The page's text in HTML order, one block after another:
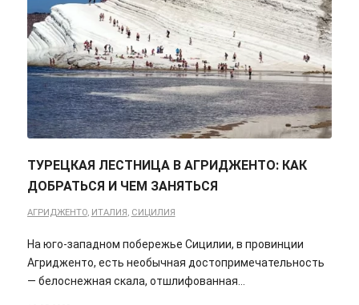
ТУРЕЦКАЯ ЛЕСТНИЦА В АГРИДЖЕНТО: КАК
ДОБРАТЬСЯ И ЧЕМ ЗАНЯТЬСЯ
АГРИДЖЕНТО, ИТАЛИЯ , СИЦИЛИЯ
На юго-западном побережье Сицилии, в провинции
Агридженто, есть необычная достопримечательность
— белоснежная скала, отшлифованная…